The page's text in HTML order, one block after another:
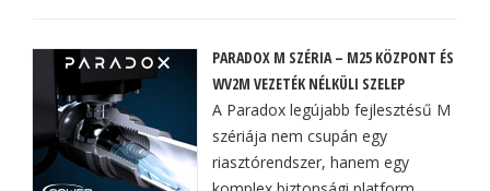
PARADOX M SZÉRIA – M25 KÖZPONT ÉS
WV2M VEZETÉK NÉLKÜLI SZELEP
A Paradox legújabb fejlesztésű M
szériája nem csupán egy
riasztórendszer, hanem egy